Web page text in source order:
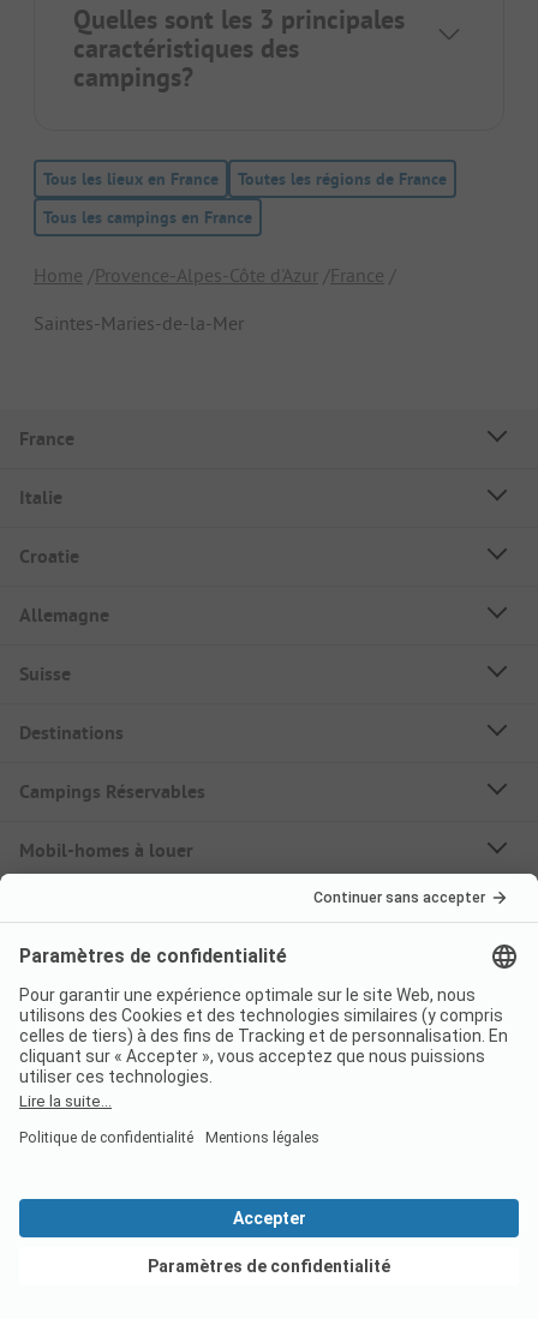
Quelles sont les 3 principales
caractéristiques des
campings?
Tous les lieux en France
Toutes les régions de France
Tous les campings en France
Home Provence-Alpes-Côte d'Azur France
Saintes-Maries-de-la-Mer
France
Italie
Croatie
Allemagne
Suisse
Destinations
Campings Réservables
Mobil-homes à louer
Suivez-nous
PiNCAMP Camping App
à utiliser gratuitement